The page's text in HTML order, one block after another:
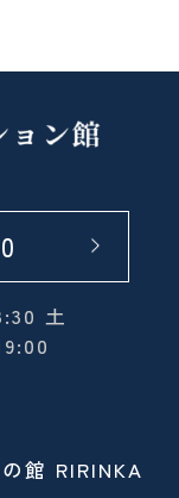
土
館 RIRINKA